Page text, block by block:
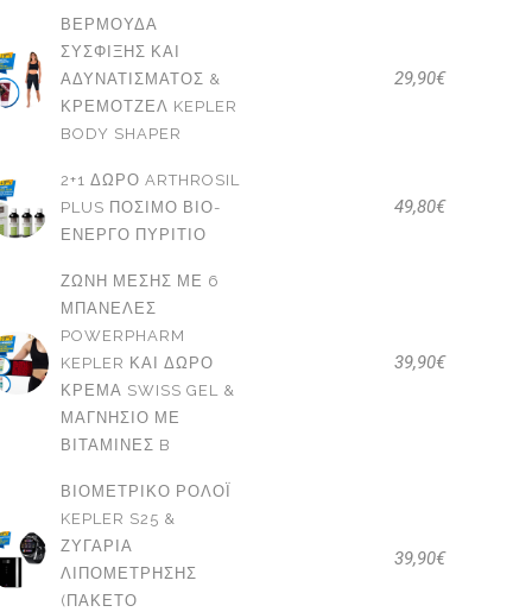
ΒΕΡΜΟΎΔΑ
ΣΎΣΦΙΞΗΣ ΚΑΙ
ΑΔΥΝΑΤΊΣΜΑΤΟΣ &
ΚΡΕΜΟΤΖΈΛ KEPLER
BODY SHAPER
29,90€
2+1 ΔΩΡΟ ARTHROSIL
PLUS ΠΌΣΙΜΟ ΒΙΟ-
ΕΝΕΡΓΌ ΠΥΡΊΤΙΟ
49,80€
ΖΏΝΗ ΜΈΣΗΣ ΜΕ 6
ΜΠΑΝΈΛΕΣ
POWERPHARM
KEPLER ΚΑΙ ΔΩΡΟ
ΚΡΈΜΑ SWISS GEL &
ΜΑΓΝΉΣΙΟ ΜΕ
ΒΙΤΑΜΊΝΕΣ B
39,90€
ΒΙΟΜΕΤΡΙΚΌ ΡΟΛΌΙ
KEPLER S25 &
ΖΥΓΑΡΙΆ
ΛΙΠΟΜΈΤΡΗΣΗΣ
(ΠΑΚΕΤΟ
39,90€